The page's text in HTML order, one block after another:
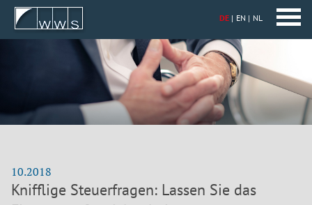
DE EN NL
10.2018
Knifflige Steuerfragen: Lassen Sie das